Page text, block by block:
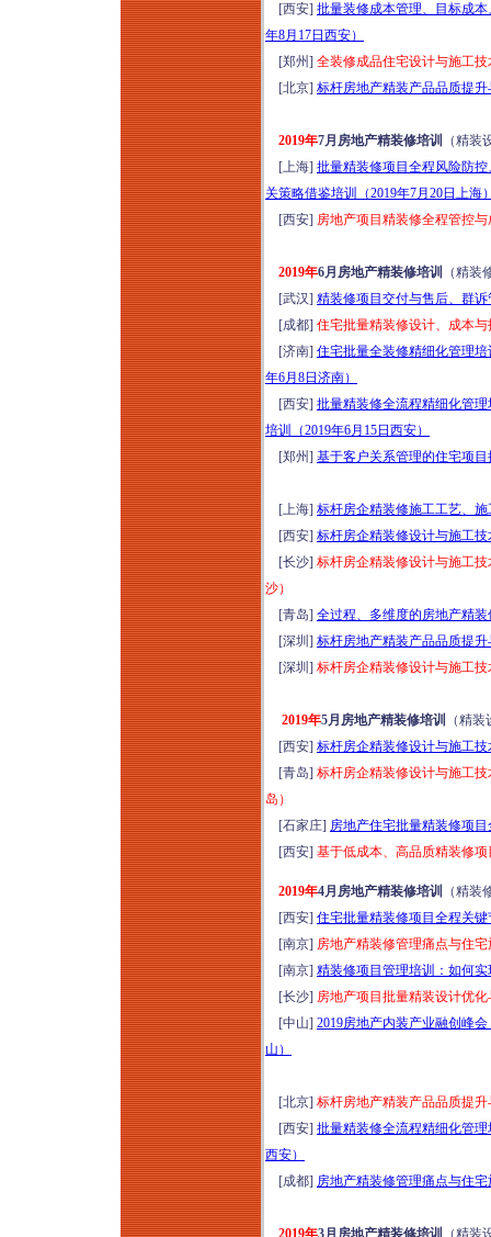
[西安] 批量装修成本管理、目标成
年8月17日西安）
[郑州] 全装修成品住宅设计与施工
[北京] 标杆房地产精装产品品质提
2019年7月房地产精装修培训
（精
[上海] 批量精装修项目全程风险防
关策略借鉴培训（2019年7月20日上海
[西安] 房地产项目精装修全程管控
2019年6月房地产精装修培训
（精
[武汉] 精装修项目交付与售后、群
[成都] 住宅批量精装修设计、成本
[济南] 住宅批量全装修精细化管理
年6月8日济南）
[西安] 批量精装修全流程精细化管
培训（2019年6月15日西安）
[郑州] 基于客户关系管理的住宅项
[上海] 标杆房企精装修施工工艺、
[西安] 标杆房企精装修设计与施工
[长沙] 标杆房企精装修设计与施工
沙）
[青岛] 全过程、多维度的房地产精
[深圳] 标杆房地产精装产品品质提
[深圳] 标杆房企精装修设计与施工
2019年5月房地产精装修培训
（精
[西安] 标杆房企精装修设计与施工
[青岛] 标杆房企精装修设计与施工
岛）
[石家庄] 房地产住宅批量精装修项
[西安] 基于低成本、高品质精装修
2019年4月房地产精装修培训
（精
[西安] 住宅批量精装修项目全程关
[南京] 房地产精装修管理痛点与住
[南京] 精装修项目管理培训：如何
[长沙] 房地产项目批量精装设计优
[中山] 2019房地产内装产业融创峰
山）
[北京] 标杆房地产精装产品品质提
[西安] 批量精装修全流程精细化管
西安）
[成都] 房地产精装修管理痛点与住
2019年3月房地产精装修培训 （精